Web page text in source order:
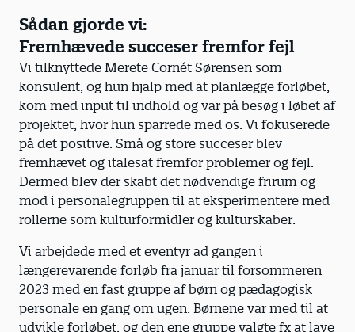
Sådan gjorde vi:
Fremhævede succeser fremfor fejl
Vi tilknyttede Merete Cornét Sørensen som
konsulent, og hun hjalp med at planlægge forløbet,
kom med input til indhold og var på besøg i løbet af
projektet, hvor hun sparrede med os. Vi fokuserede
på det positive. Små og store succeser blev
fremhævet og italesat fremfor problemer og fejl.
Dermed blev der skabt det nødvendige frirum og
mod i personalegruppen til at eksperimentere med
rollerne som kulturformidler og kulturskaber.
Vi arbejdede med et eventyr ad gangen i
længerevarende forløb fra januar til forsommeren
2023 med en fast gruppe af børn og pædagogisk
personale en gang om ugen. Børnene var med til at
udvikle forløbet, og den ene gruppe valgte fx at lave